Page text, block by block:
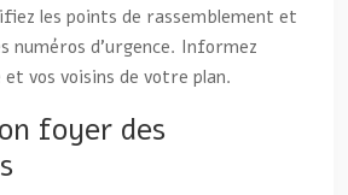
les points de rassemblement et
numéros d’urgence. Informez
vos voisins de votre plan.
foyer des